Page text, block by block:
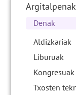
Argitalpenak
Denak
Aldizkariak
Liburuak
Kongresuak
Txosten